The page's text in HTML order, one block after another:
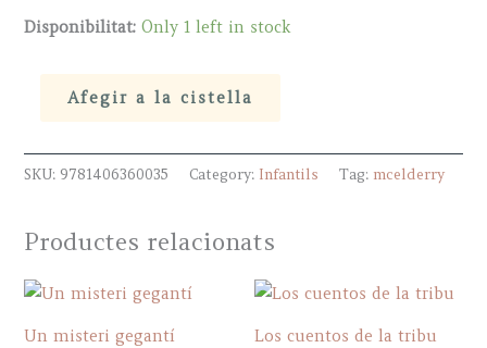
Disponibilitat: Only 1 left in stock
a
quantity
Afegir a la cistella
SKU: 9781406360035 Category: Infantils Tag: mcelderry
Productes relacionats
Un misteri gegantí Los cuentos de la tribu